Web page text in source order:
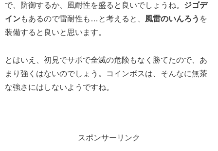
で、防御するか、風耐性を盛ると良いでしょうね。 ジゴデ
インもあるので雷耐性も…と考えると、 風雷のいんろう を
装備すると良いと思います。
とはいえ、初見でサポで全滅の危険もなく勝てたので、あ
まり強くはないのでしょう。コインボスは、そんなに無茶
な強さにはしないようですね。
スポンサーリンク